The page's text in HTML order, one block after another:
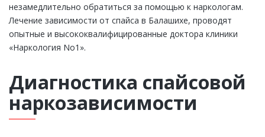
незамедлительно обратиться за помощью к наркологам.
Лечение зависимости от спайса в Балашихе, проводят
опытные и высококвалифицированные доктора клиники
«Наркология No1».
Диагностика спайсовой
наркозависимости